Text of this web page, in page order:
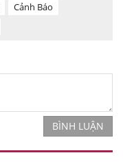
Cảnh Báo
BÌNH LUẬN